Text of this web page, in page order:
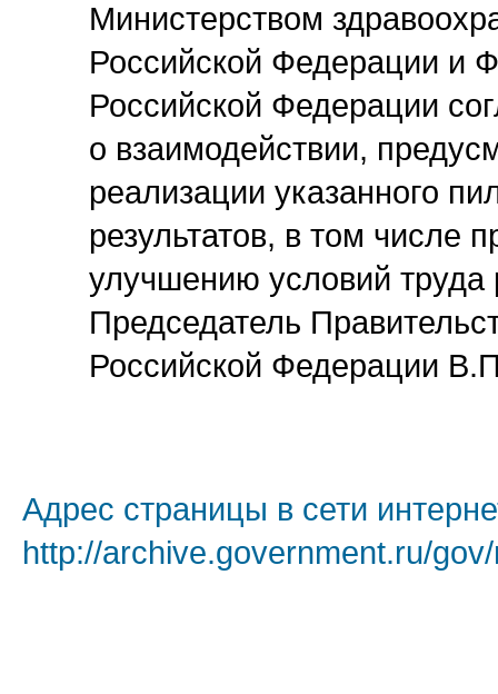
Министерством
Российской Федерации и
Российской Федерации
о взаимодействии,
реализации указанного
результатов, в том числе
улучшению условий труда
Председатель
Российской Федерации
Адрес страницы в сети
http://archive.government.ru/